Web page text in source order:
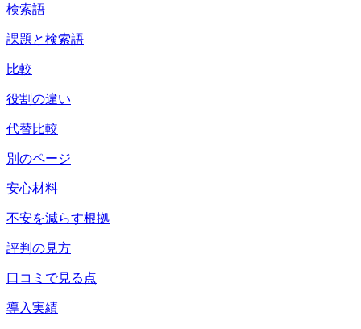
検索語
課題と検索語
比較
役割の違い
代替比較
別のページ
安心材料
不安を減らす根拠
評判の見方
口コミで見る点
導入実績